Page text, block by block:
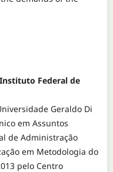
Federal de
Geraldo Di
em Assuntos
de Administração
em Metodologia do
pelo Centro